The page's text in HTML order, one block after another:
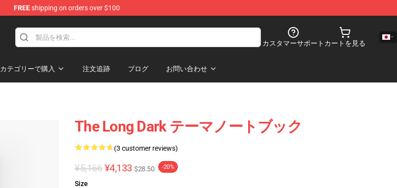
FREEshipping on orders over $100
カスタマーサポート カートを見る
カテゴリーで購入 注文追跡 ブログ お問い合わせ
The Long Dark テーマノートブック
(3 customer reviews)
¥5,166 ¥4,133 $28.50 -20%
Size